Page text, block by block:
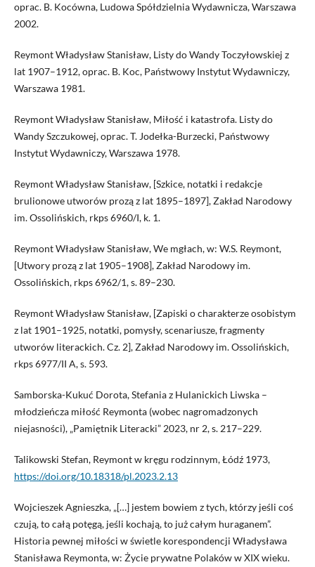
oprac. B. Kocówna, Ludowa Spółdzielnia Wydawnicza, Warszawa
2002.
Reymont Władysław Stanisław, Listy do Wandy Toczyłowskiej z
lat 1907–1912, oprac. B. Koc, Państwowy Instytut Wydawniczy,
Warszawa 1981.
Reymont Władysław Stanisław, Miłość i katastrofa. Listy do
Wandy Szczukowej, oprac. T. Jodełka-Burzecki, Państwowy
Instytut Wydawniczy, Warszawa 1978.
Reymont Władysław Stanisław, [Szkice, notatki i redakcje
brulionowe utworów prozą z lat 1895–1897], Zakład Narodowy
im. Ossolińskich, rkps 6960/I, k. 1.
Reymont Władysław Stanisław, We mgłach, w: W.S. Reymont,
[Utwory prozą z lat 1905–1908], Zakład Narodowy im.
Ossolińskich, rkps 6962/1, s. 89–230.
Reymont Władysław Stanisław, [Zapiski o charakterze osobistym
z lat 1901–1925, notatki, pomysły, scenariusze, fragmenty
utworów literackich. Cz. 2], Zakład Narodowy im. Ossolińskich,
rkps 6977/II A, s. 593.
Samborska-Kukuć Dorota, Stefania z Hulanickich Liwska –
młodzieńcza miłość Reymonta (wobec nagromadzonych
niejasności), „Pamiętnik Literacki” 2023, nr 2, s. 217–229.
Talikowski Stefan, Reymont w kręgu rodzinnym, Łódź 1973,
https://doi.org/10.18318/pl.2023.2.13
Wojcieszek Agnieszka, „[…] jestem bowiem z tych, którzy jeśli coś
czują, to całą potęgą, jeśli kochają, to już całym huraganem”.
Historia pewnej miłości w świetle korespondencji Władysława
Stanisława Reymonta, w: Życie prywatne Polaków w XIX wieku.